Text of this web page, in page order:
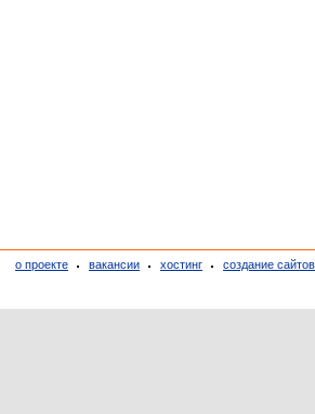
о проекте вакансии хостинг создание сайтов